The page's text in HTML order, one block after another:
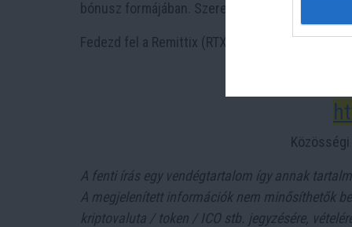
bónusz formájában. Szerezd be RTX
Fedezd fel a Remittix (RTX) izgalmas
Közösségi
A fenti írás egy vendégtartalom így annak
A megjelenített információk nem minősíthetők
kriptovaluta / token / ICO stb. jegyzésére,